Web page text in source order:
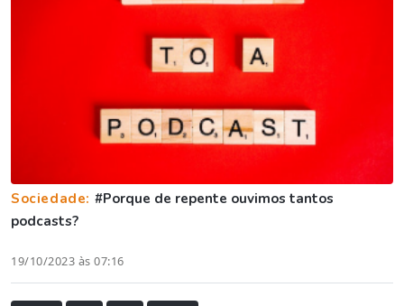
Sociedade: #Porque de repente ouvimos tantos
podcasts?
19/10/2023 às 07:16